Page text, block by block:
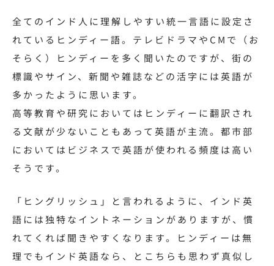
全てのインド人に理解しやすい統一言語に設定さ
れているヒンディー語。テレビドラマやCMで（お
そらく）ヒンディーを多く聞いたのですが、街の
標識やサイン、新聞や雑誌などの活字には英語が
多かったように思います。
高等教育や研究においてはヒンディーに翻訳され
る文献が少ないこともあって英語が主流。都市部
においてはビジネスで英語が使われる頻度は高い
そうです。
「ヒングリッシュ」と言われるように、インド英
語には独特なイントネーションがありますが、慣
れてくれば聞きやすくなります。ヒンディーは無
理でもインド英語なら、とこちらも思わず真似し